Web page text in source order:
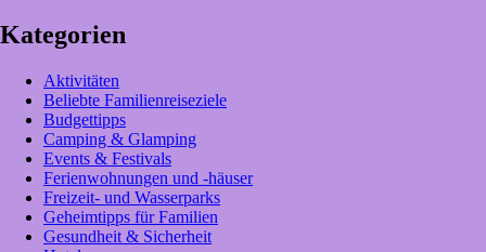
Kategorien
Aktivitäten
Beliebte Familienreiseziele
Budgettipps
Camping & Glamping
Events & Festivals
Ferienwohnungen und -häuser
Freizeit- und Wasserparks
Geheimtipps für Familien
Gesundheit & Sicherheit